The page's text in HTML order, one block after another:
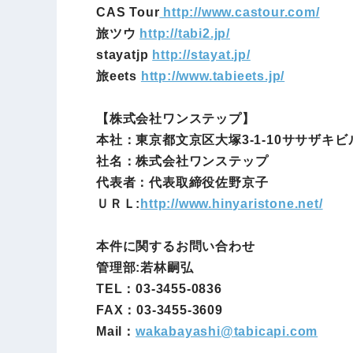
CAS Tour http://www.castour.com/
旅ツウ http://tabi2.jp/
stayatjp http://stayat.jp/
旅eets http://www.tabieets.jp/
【株式会社ワンステップ】
本社：東京都文京区大塚3-1-10ササザキビ
社名：株式会社ワンステップ
代表者：代表取締役佐野京子
ＵＲＬ: http://www.hinyaristone.net/
本件に関するお問い合わせ
管理部:若林嗣弘
TEL：03-3455-0836
FAX：03-3455-3609
Mail： wakabayashi@tabicapi.com